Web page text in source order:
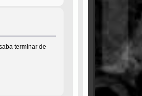
terminar de